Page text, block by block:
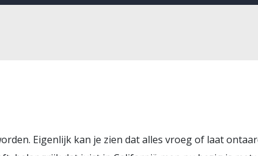
Eigenlijk kan je zien dat alles vroeg of laat